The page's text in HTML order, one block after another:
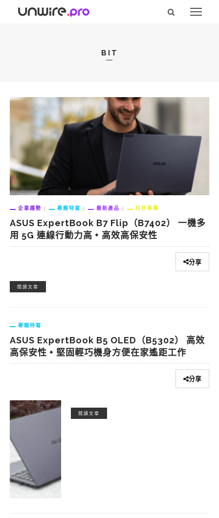
BIT
企業趨勢 專題特寫 最新產品 科技專欄
ASUS ExpertBook B7 Flip（B7402） 一機多
用 5G 連線行動力高 + 高效高保安性
分享
閱讀文章
專題特寫
ASUS ExpertBook B5 OLED（B5302） 高效
高保安性 + 堅固輕巧機身方便在家遙距工作
分享
閱讀文章